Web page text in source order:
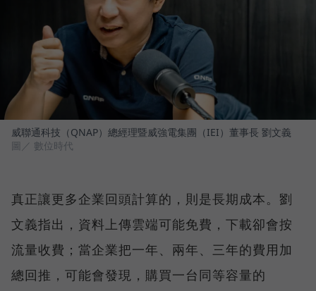
威聯通科技（QNAP）總經理暨威強電集團（IEI）董事長 劉文義
圖／ 數位時代
真正讓更多企業回頭計算的，則是長期成本。劉
文義指出，資料上傳雲端可能免費，下載卻會按
流量收費；當企業把一年、兩年、三年的費用加
總回推，可能會發現，購買一台同等容量的